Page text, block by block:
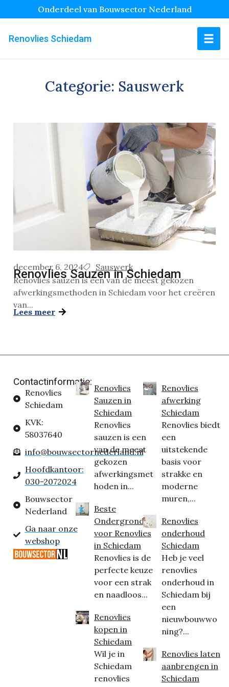
Onderdeel van Bouwsector Nederland
Renovlies Schiedam
Categorie: Sauswerk
december 6, 2024 Sauswerk
Renovlies Sauzen in Schiedam
Renovlies sauzen is een van de meest gekozen
afwerkingsmethoden in Schiedam voor het creëren
van...
Lees meer
Contactinformatie:
Renovlies
Schiedam
KVK:
58037640
info@bouwsectornederland.nl
Hoofdkantoor:
030-2072024
Bouwsector
Nederland
Ga naar onze
webshop
Renovlies
Sauzen in
Schiedam
Renovlies
sauzen is een
van de meest
gekozen
afwerkingsmet
hoden in...
Beste
Ondergrond
voor Renovlies
in Schiedam
Renovlies is de
perfecte keuze
voor een strak
en naadloos...
Renovlies
kopen in
Schiedam
Wil je in
Schiedam
renovlies
Renovlies
afwerking
Schiedam
Renovlies biedt
een
uitstekende
basis voor
strakke en
moderne
muren,...
Renovlies
onderhoud
Schiedam
Heb je veel
renovlies
onderhoud in
Schiedam bij
een
nieuwbouwwo
ning?...
Renovlies laten
aanbrengen in
Schiedam